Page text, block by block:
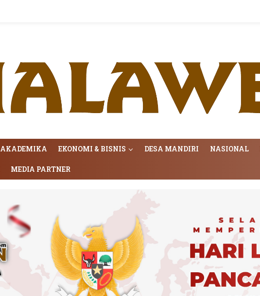
AKADEMIKA EKONOMI & BISNIS DESA MANDIRI NASIONAL
MEDIA PARTNER